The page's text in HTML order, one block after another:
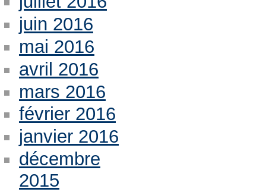
juin 2016
mai 2016
avril 2016
mars 2016
février 2016
janvier 2016
décembre
2015